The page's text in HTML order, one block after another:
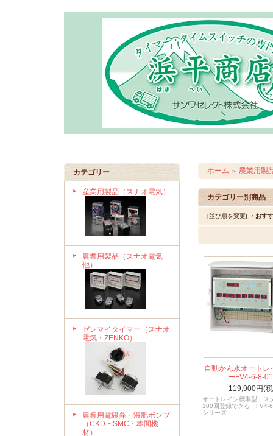
カテゴリー
産業用製品（スナオ電気）
農業用製品（スナオ電気
他）
ゼンマイタイマー（スナオ
電気・ZENKO）
農業用電磁弁・液肥ポンプ
（CKD・SMC・本間機
材）
ホーム ＞ 農業用製
カテゴリー別商品
[並び順を変更] ・おす
自動かん水オートレ
ーFV4-6-8-
119,900円(
オートレイン標準型 ス
100回登録できる FV4-
シリーズ